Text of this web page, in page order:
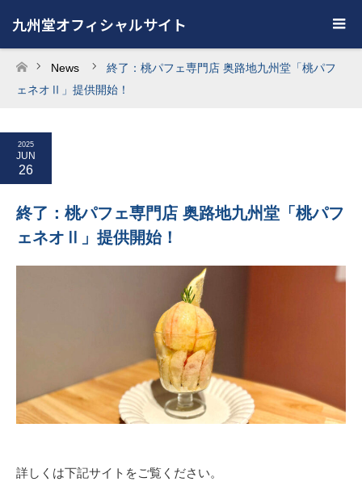
九州堂オフィシャルサイト
ホーム
News
終了：桃パフェ専門店 奥路地九州堂「桃パフ
ェネオⅡ」提供開始！
2025
JUN
26
終了：桃パフェ専門店 奥路地九州堂「桃パフ
ェネオⅡ」提供開始！
詳しくは下記サイトをご覧ください。